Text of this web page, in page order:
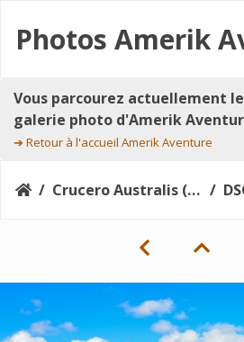
Photos Amerik
Vous parcourez actuellement
galerie photo d'Amerik
➔ Retour à l'accueil Amerik Aventure
Crucero Australis (Argentine-Chili)